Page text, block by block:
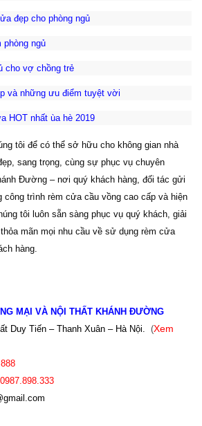
đẹp cho phòng ngủ
ngủ
cho vợ chồng trẻ
và những ưu điểm tuyệt vời
HOT nhất ùa hè 2019
tôi để có thể sở hữu cho không gian nhà
sang trọng, cùng sự phục vụ chuyên
Đường – nơi quý khách hàng, đối tác gửi
công trình rèm cửa cầu vồng cao cấp và hiện
tôi luôn sẵn sàng phục vụ quý khách, giải
mãn mọi nhu cầu về sử dụng rèm cửa
hàng.
MẠI VÀ NỘI THẤT KHÁNH ĐƯỜNG
Duy Tiến – Thanh Xuân – Hà Nội. (Xem